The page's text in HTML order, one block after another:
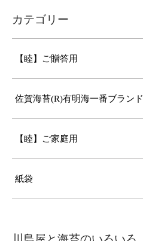
カテゴリー
【睦】ご贈答用
佐賀海苔(R)有明海一番ブランド
【睦】ご家庭用
紙袋